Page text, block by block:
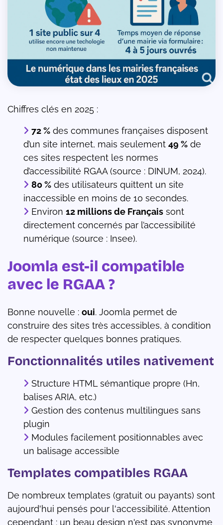
Chiffres clés en 2025 :
72 % des communes françaises disposent
d’un site internet, mais seulement 49 % de
ces sites respectent les normes
d’accessibilité RGAA (source : DINUM, 2024).
80 % des utilisateurs quittent un site
inaccessible en moins de 10 secondes.
Environ 12 millions de Français sont
directement concernés par l’accessibilité
numérique (source : Insee).
Joomla est-il compatible
avec le RGAA ?
Bonne nouvelle : oui. Joomla permet de
construire des sites très accessibles, à condition
de respecter quelques bonnes pratiques.
Fonctionnalités utiles nativement
Structure HTML sémantique propre (Hn,
balises ARIA, etc.)
Gestion des contenus multilingues sans
plugin
Modules facilement positionnables avec
un balisage accessible
Templates compatibles RGAA
De nombreux templates (gratuit ou payants) sont
aujourd'hui pensés pour l'accessibilité. Attention
cependant : un beau design n'est pas synonyme